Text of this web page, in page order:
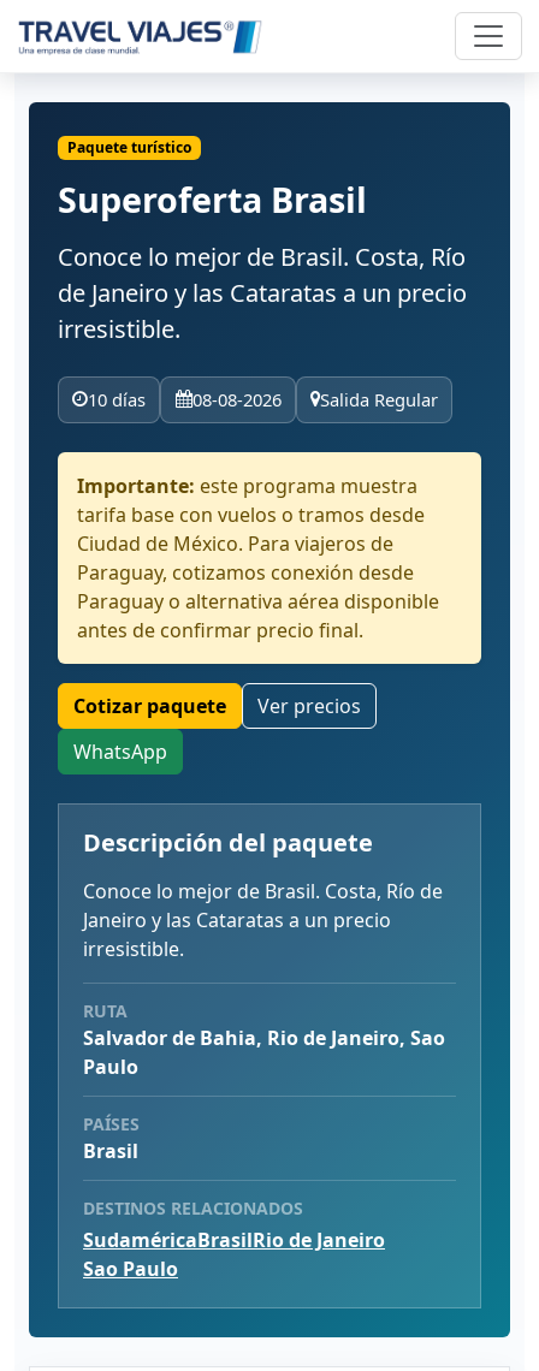
Paquete turístico
Superoferta Brasil
Conoce lo mejor de Brasil. Costa, Río
de Janeiro y las Cataratas a un precio
irresistible.
10 días 08-08-2026 Salida Regular
Importante: este programa muestra
tarifa base con vuelos o tramos desde
Ciudad de México. Para viajeros de
Paraguay, cotizamos conexión desde
Paraguay o alternativa aérea disponible
antes de confirmar precio final.
Cotizar paquete
Ver precios
WhatsApp
Descripción del paquete
Conoce lo mejor de Brasil. Costa, Río de
Janeiro y las Cataratas a un precio
irresistible.
RUTA
Salvador de Bahia, Rio de Janeiro, Sao
Paulo
PAÍSES
Brasil
DESTINOS RELACIONADOS
SudaméricaBrasilRio de Janeiro
Sao Paulo